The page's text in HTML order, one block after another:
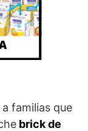
familias que
brick de